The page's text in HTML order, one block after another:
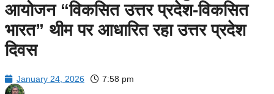
आयोजन “विकसित उत्तर प्रदेश-विकसित
भारत” थीम पर आधारित रहा उत्तर प्रदेश
दिवस
January 24, 2026 7:58 pm